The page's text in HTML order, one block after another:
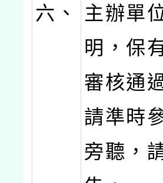
六、
主辦單
明，保
審核通
請準時
旁聽，